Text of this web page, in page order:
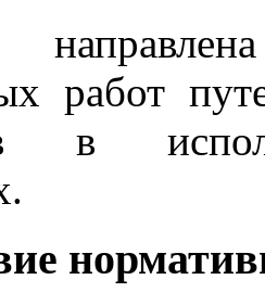
работ
в